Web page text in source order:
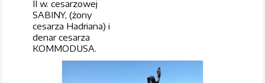
II w. cesarzowej
SABINY, (żony
cesarza Hadriana) i
denar cesarza
KOMMODUSA.